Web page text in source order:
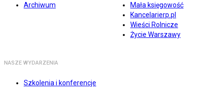
Archiwum
Mała księgowość
Kancelarierp.pl
Wieści Rolnicze
Życie Warszawy
NASZE WYDARZENIA
Szkolenia i konferencje